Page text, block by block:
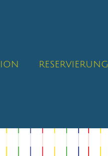
RESERVIERUNG